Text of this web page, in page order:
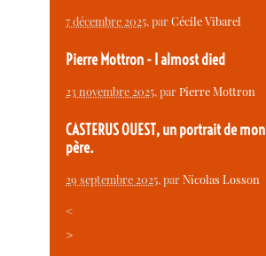
7 décembre 2025, parCécile Vibarel
Pierre Mottron - I almost died
23 novembre 2025, parPierre Mottron
CASTERUS OUEST, un portrait de mon
père.
29 septembre 2025, parNicolas Losson
<
>